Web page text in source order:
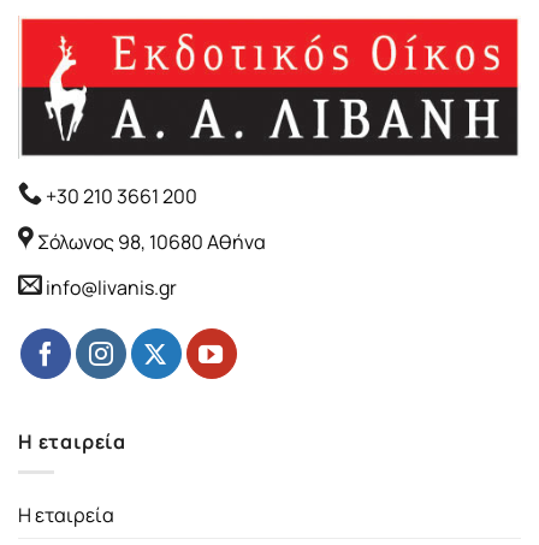
+30 210 3661 200
Σόλωνος 98, 10680 Αθήνα
info@livanis.gr
Η εταιρεία
Η εταιρεία